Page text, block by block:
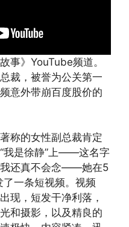
事》YouTube频道。
裁，被誉为公关第一
意外带崩百度股价的
称的女性副总裁肯定
我是徐静”上——这名字
我还真不会念——她在5
一条短视频。视频
现，短发干净利落，
和摄影，以及精良的